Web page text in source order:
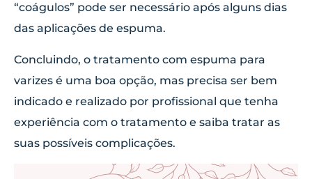
“coágulos” pode ser necessário após alguns dias
das aplicações de espuma.
Concluindo, o tratamento com espuma para
varizes é uma boa opção, mas precisa ser bem
indicado e realizado por profissional que tenha
experiência com o tratamento e saiba tratar as
suas possíveis complicações.